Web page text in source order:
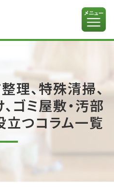
理、特殊清掃、
ゴミ屋敷・汚部
つコラム一覧